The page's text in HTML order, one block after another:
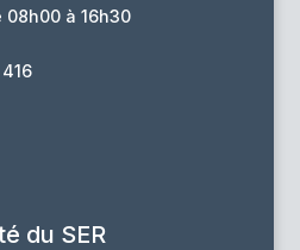
08h00 à 16h30
du SER